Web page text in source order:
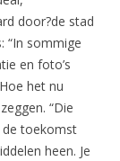
door?de stad
“In sommige
en foto’s
het nu
“Die
de toekomst
heen. Je